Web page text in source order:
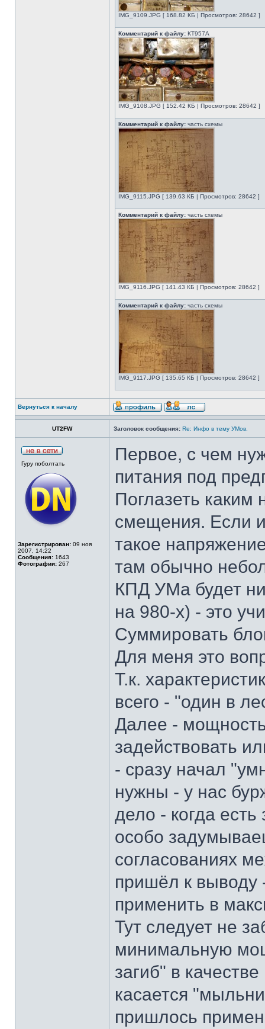
IMG_9109.JPG [ 168.82 КБ | Просмотров: 28642 ]
Комментарий к файлу: КТ957А
IMG_9108.JPG [ 152.42 КБ | Просмотров: 28642 ]
Комментарий к файлу: часть схемы
IMG_9115.JPG [ 139.63 КБ | Просмотров: 28642 ]
Комментарий к файлу: часть схемы
IMG_9116.JPG [ 141.43 КБ | Просмотров: 28642 ]
Комментарий к файлу: часть схемы
IMG_9117.JPG [ 135.65 КБ | Просмотров: 28642 ]
Вернуться к началу
UT2FW Заголовок сообщения: Re: Инфо в тему УМов.
Гуру поболтать
Зарегистрирован: 09 ноя
2007, 14:22
Сообщения: 1643
Фотографии: 267
Первое, с чем
питания под
Поглазеть каким
смещения. Если
такое
там обычно
КПД УМа будет
на 980-х) - это
Суммировать
Для меня это
Т.к.
всего - "один в
Далее -
задействовать
- сразу начал
нужны - у нас
дело - когда есть
особо
согласованиях
пришёл к выводу
применить в
Тут следует не
минимальную
загиб" в
касается
пришлось